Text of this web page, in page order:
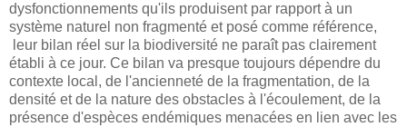
dysfonctionnements qu'ils produisent par rapport à un
système naturel non fragmenté et posé comme référence,
leur bilan réel sur la biodiversité ne paraît pas clairement
établi à ce jour. Ce bilan va presque toujours dépendre du
contexte local, de l'ancienneté de la fragmentation, de la
densité et de la nature des obstacles à l'écoulement, de la
présence d'espèces endémiques menacées en lien avec les